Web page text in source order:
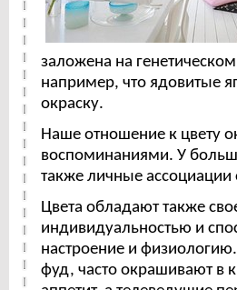
заложена на
например, что ядовитые
окраску.
Наше отношение к цвету
воспоминаниями. У
также личные
Цвета обладают также
индивидуальностью и
настроение и
фуд, часто окрашивают в